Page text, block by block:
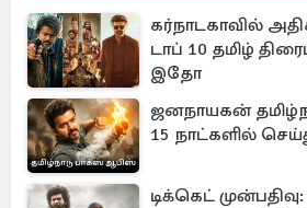
கர்நாடகாவில்
டாப் 10 தமிழ்
இதோ
ஜனநாயகன்
15 நாட்களில்
டிக்கெட்